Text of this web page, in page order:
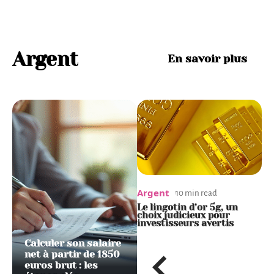
Argent En savoir plus
Calculer son salaire
net à partir de 1850
euros brut : les
Argent 12 min read
Impôts militaire : votre
guide pour une déclaration
simplifiée
Argent 10 min read
Le lingotin d’or 5g, un
choix judicieux pour
investisseurs avertis